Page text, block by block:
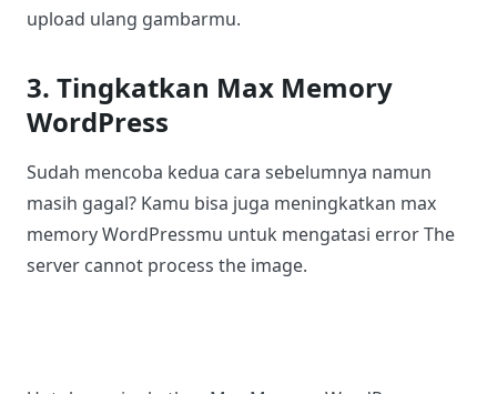
Baca:Cara Upload WEBP di WordPress
mengubah ukuran gambarmu menjadi1920×1080
(Lanskap) atau1080×1920
tools online seperti Image Resizer
upload ulang gambarmu.
3. Tingkatkan Max Memory